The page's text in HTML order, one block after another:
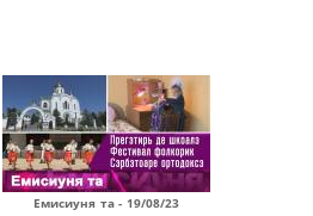
Емисиуня та - 19/08/23